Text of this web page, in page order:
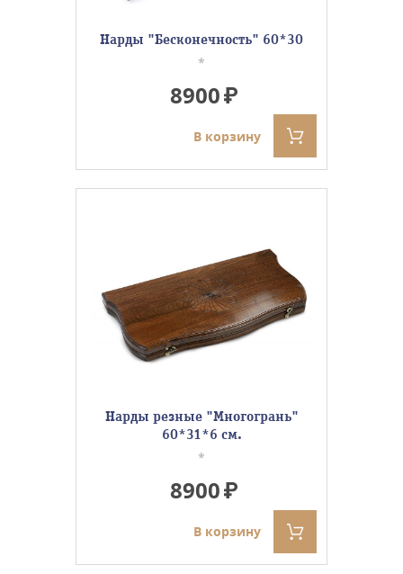
Нарды "Бесконечность" 60*30
*
8900
В корзину
Нарды резные "Многогрань"
60*31*6 см.
*
8900
В корзину